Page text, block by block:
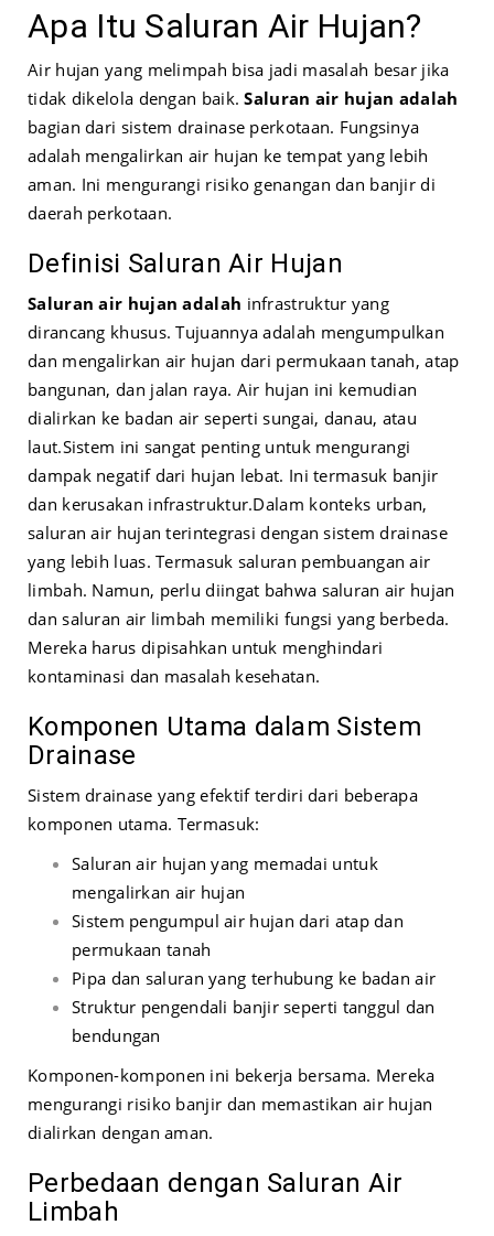
Apa Itu Saluran Air Hujan?
Air hujan yang melimpah bisa jadi masalah besar jika
tidak dikelola dengan baik.Saluran air hujan adalah
bagian dari sistem drainase perkotaan. Fungsinya
adalah mengalirkan air hujan ke tempat yang lebih
aman. Ini mengurangi risiko genangan dan banjir di
daerah perkotaan.
Definisi Saluran Air Hujan
Saluran air hujan adalah infrastruktur yang
dirancang khusus. Tujuannya adalah mengumpulkan
dan mengalirkan air hujan dari permukaan tanah, atap
bangunan, dan jalan raya. Air hujan ini kemudian
dialirkan ke badan air seperti sungai, danau, atau
laut.Sistem ini sangat penting untuk mengurangi
dampak negatif dari hujan lebat. Ini termasuk banjir
dan kerusakan infrastruktur.Dalam konteks urban,
saluran air hujan terintegrasi dengan sistem drainase
yang lebih luas. Termasuk saluran pembuangan air
limbah. Namun, perlu diingat bahwa saluran air hujan
dan saluran air limbah memiliki fungsi yang berbeda.
Mereka harus dipisahkan untuk menghindari
kontaminasi dan masalah kesehatan.
Komponen Utama dalam Sistem
Drainase
Sistem drainase yang efektif terdiri dari beberapa
komponen utama. Termasuk:
Saluran air hujan yang memadai untuk
mengalirkan air hujan
Sistem pengumpul air hujan dari atap dan
permukaan tanah
Pipa dan saluran yang terhubung ke badan air
Struktur pengendali banjir seperti tanggul dan
bendungan
Komponen-komponen ini bekerja bersama. Mereka
mengurangi risiko banjir dan memastikan air hujan
dialirkan dengan aman.
Perbedaan dengan Saluran Air
Limbah